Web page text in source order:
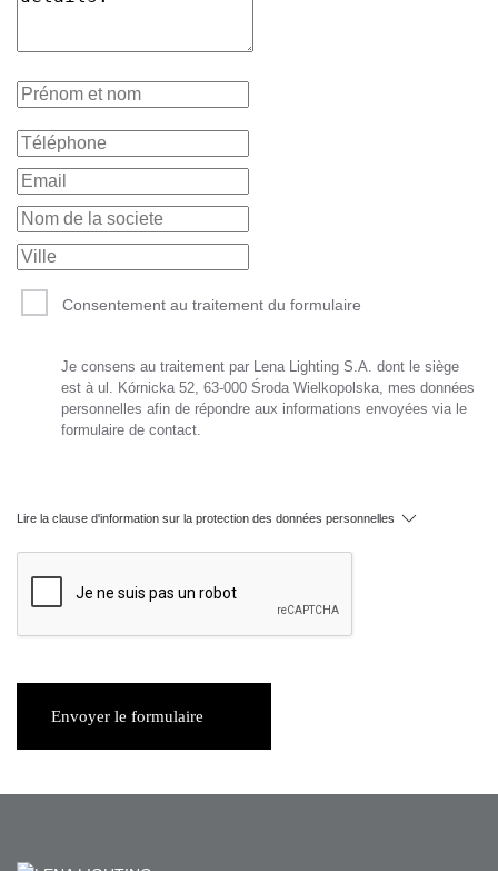
Consentement au traitement du formulaire
Je consens au traitement par Lena Lighting S.A. dont le siège
est à ul. Kórnicka 52, 63-000 Środa Wielkopolska, mes données
personnelles afin de répondre aux informations envoyées via le
formulaire de contact.
Lire la clause d'information sur la protection des données personnelles
Envoyer le formulaire